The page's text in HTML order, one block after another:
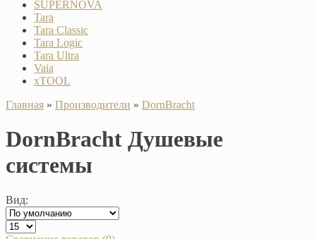
SUPERNOVA
Tara
Tara Classic
Tara Logic
Tara Ultra
Vaia
xTOOL
Главная » Производители » DornBracht
DornBracht Душевые
системы
Вид: